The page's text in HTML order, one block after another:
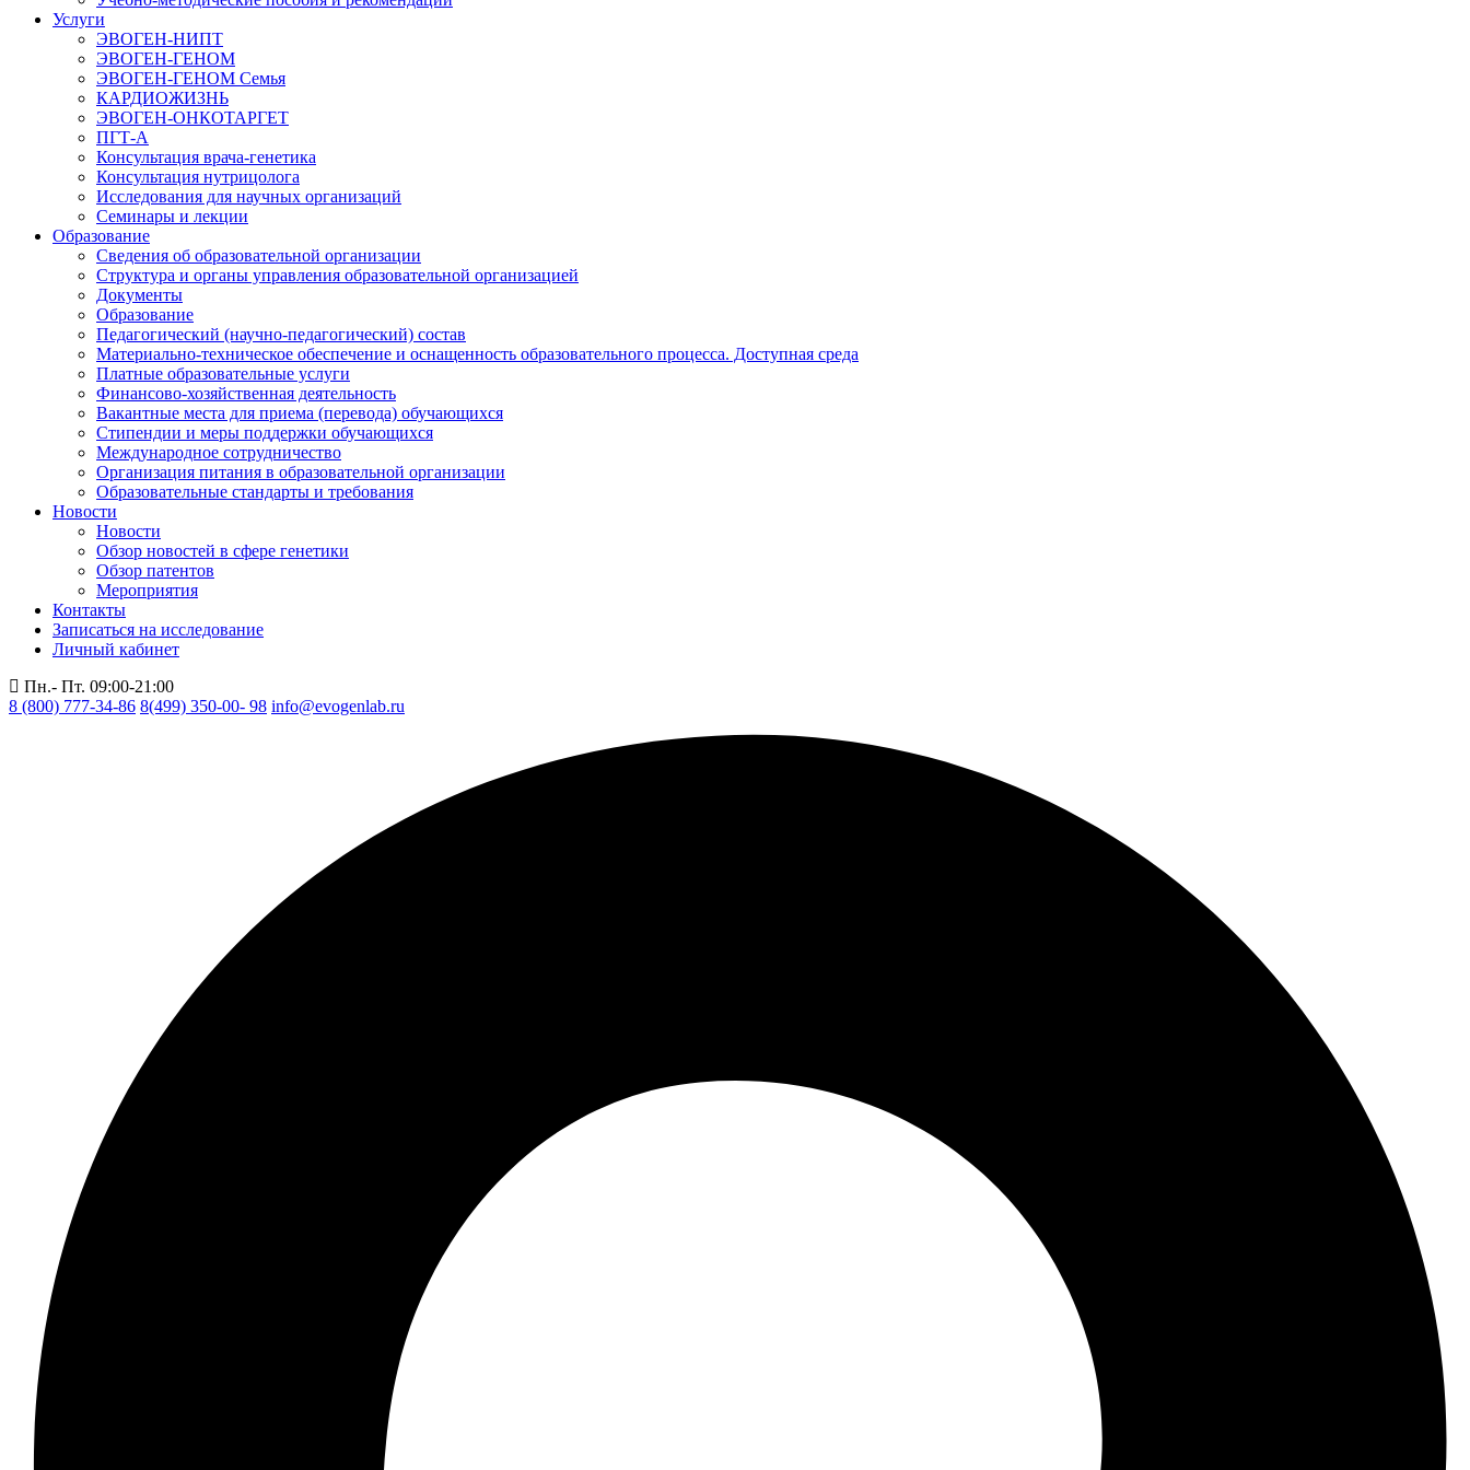
Услуги
ЭВОГЕН-НИПТ
ЭВОГЕН-ГЕНОМ
ЭВОГЕН-ГЕНОМ Семья
КАРДИОЖИЗНЬ
ЭВОГЕН-ОНКОТАРГЕТ
ПГТ-А
Консультация врача-генетика
Консультация нутрицолога
Исследования для научных организаций
Семинары и лекции
Образование
Сведения об образовательной организации
Структура и органы управления образовательной организацией
Документы
Образование
Педагогический (научно-педагогический) состав
Материально-техническое обеспечение и оснащенность образовательного процесса. Доступная среда
Платные образовательные услуги
Финансово-хозяйственная деятельность
Вакантные места для приема (перевода) обучающихся
Стипендии и меры поддержки обучающихся
Международное сотрудничество
Организация питания в образовательной организации
Образовательные стандарты и требования
Новости
Новости
Обзор новостей в сфере генетики
Обзор патентов
Мероприятия
Контакты
Записаться на исследование
Личный кабинет
Пн.- Пт. 09:00-21:00
8 (800) 777-34-86 8(499) 350-00- 98 info@evogenlab.ru